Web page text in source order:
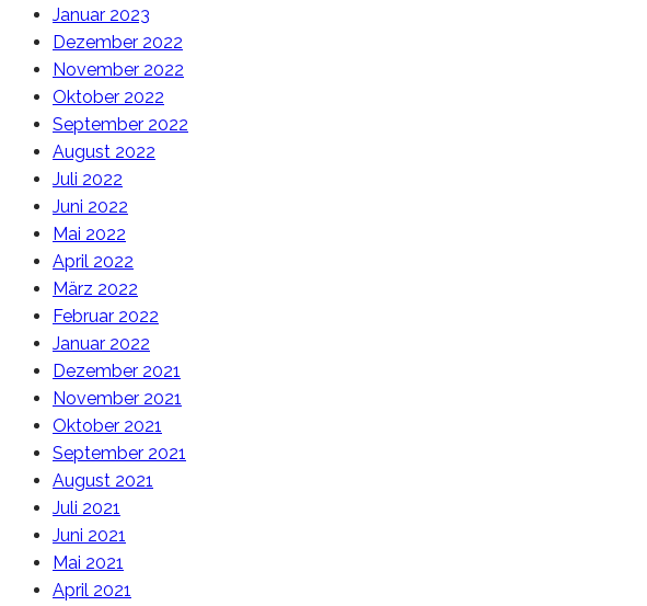
Januar 2023
Dezember 2022
November 2022
Oktober 2022
September 2022
August 2022
Juli 2022
Juni 2022
Mai 2022
April 2022
März 2022
Februar 2022
Januar 2022
Dezember 2021
November 2021
Oktober 2021
September 2021
August 2021
Juli 2021
Juni 2021
Mai 2021
April 2021